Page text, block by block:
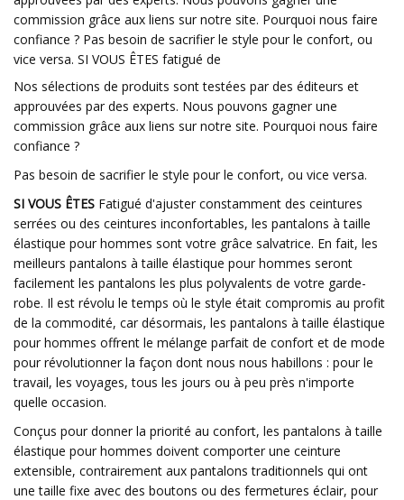
commission grâce aux liens sur notre site. Pourquoi nous faire
confiance ? Pas besoin de sacrifier le style pour le confort, ou
vice versa. SI VOUS ÊTES fatigué de
Nos sélections de produits sont testées par des éditeurs et
approuvées par des experts. Nous pouvons gagner une
commission grâce aux liens sur notre site. Pourquoi nous faire
confiance ?
Pas besoin de sacrifier le style pour le confort, ou vice versa.
SI VOUS ÊTES Fatigué d'ajuster constamment des ceintures
serrées ou des ceintures inconfortables, les pantalons à taille
élastique pour hommes sont votre grâce salvatrice. En fait, les
meilleurs pantalons à taille élastique pour hommes seront
facilement les pantalons les plus polyvalents de votre garde-
robe. Il est révolu le temps où le style était compromis au profit
de la commodité, car désormais, les pantalons à taille élastique
pour hommes offrent le mélange parfait de confort et de mode
pour révolutionner la façon dont nous nous habillons : pour le
travail, les voyages, tous les jours ou à peu près n'importe
quelle occasion.
Conçus pour donner la priorité au confort, les pantalons à taille
élastique pour hommes doivent comporter une ceinture
extensible, contrairement aux pantalons traditionnels qui ont
une taille fixe avec des boutons ou des fermetures éclair, pour